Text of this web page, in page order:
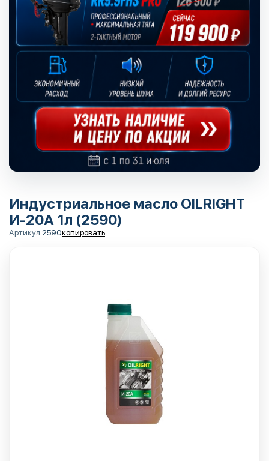
Индустриальное масло OILRIGHT
И-20А 1л (2590)
Артикул:2590копировать